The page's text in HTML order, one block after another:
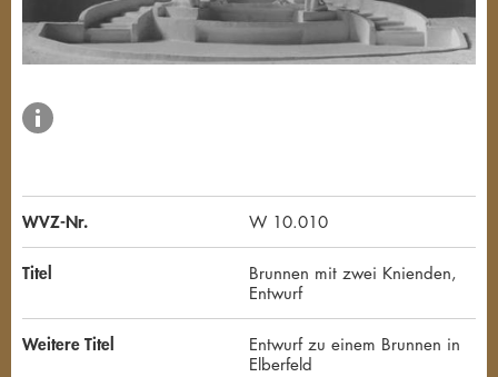
WVZ-Nr. W 10.010
Titel
Brunnen mit zwei Knienden,
Entwurf
Weitere Titel
Entwurf zu einem Brunnen in
Elberfeld